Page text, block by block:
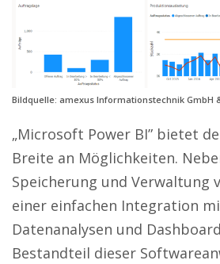
Bildquelle: amexus Informationstechnik GmbH
„Microsoft Power BI” bietet
Breite an Möglichkeiten.
Speicherung und Verwaltung
einer einfachen Integration
Datenanalysen und
Bestandteil dieser